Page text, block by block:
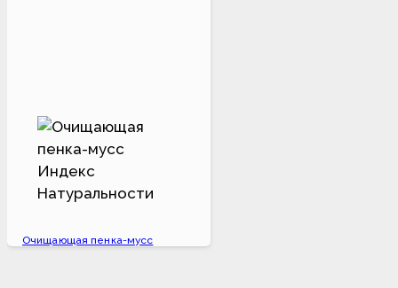
Очищающая пенка-мусс